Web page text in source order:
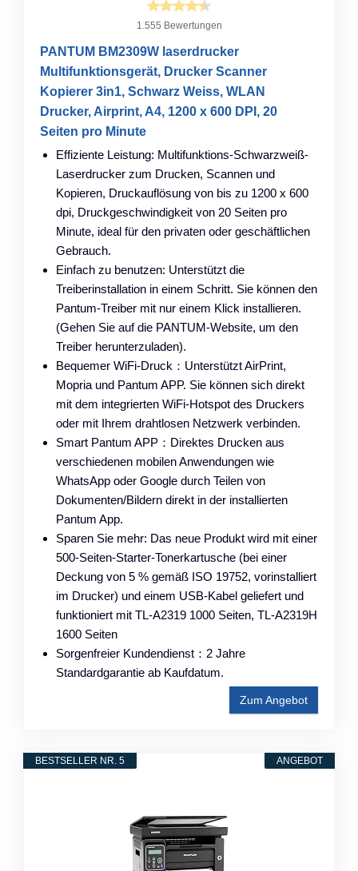
1.555 Bewertungen
PANTUM BM2309W laserdrucker
Multifunktionsgerät, Drucker Scanner
Kopierer 3in1, Schwarz Weiss, WLAN
Drucker, Airprint, A4, 1200 x 600 DPI, 20
Seiten pro Minute
Effiziente Leistung: Multifunktions-Schwarzweiß-
Laserdrucker zum Drucken, Scannen und
Kopieren, Druckauflösung von bis zu 1200 x 600
dpi, Druckgeschwindigkeit von 20 Seiten pro
Minute, ideal für den privaten oder geschäftlichen
Gebrauch.
Einfach zu benutzen: Unterstützt die
Treiberinstallation in einem Schritt. Sie können den
Pantum-Treiber mit nur einem Klick installieren.
(Gehen Sie auf die PANTUM-Website, um den
Treiber herunterzuladen).
Bequemer WiFi-Druck：Unterstützt AirPrint,
Mopria und Pantum APP. Sie können sich direkt
mit dem integrierten WiFi-Hotspot des Druckers
oder mit Ihrem drahtlosen Netzwerk verbinden.
Smart Pantum APP：Direktes Drucken aus
verschiedenen mobilen Anwendungen wie
WhatsApp oder Google durch Teilen von
Dokumenten/Bildern direkt in der installierten
Pantum App.
Sparen Sie mehr: Das neue Produkt wird mit einer
500-Seiten-Starter-Tonerkartusche (bei einer
Deckung von 5 % gemäß ISO 19752, vorinstalliert
im Drucker) und einem USB-Kabel geliefert und
funktioniert mit TL-A2319 1000 Seiten, TL-A2319H
1600 Seiten
Sorgenfreier Kundendienst：2 Jahre
Standardgarantie ab Kaufdatum.
Zum Angebot
ANGEBOT
BESTSELLER NR. 5